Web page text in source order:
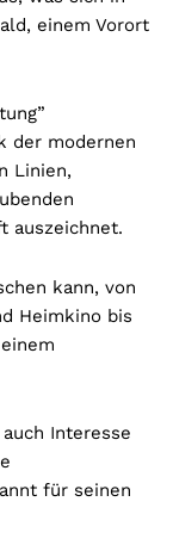
einem Vorort
der modernen
Linien,
auszeichnet.
kann, von
Heimkino bis
Interesse
für seinen